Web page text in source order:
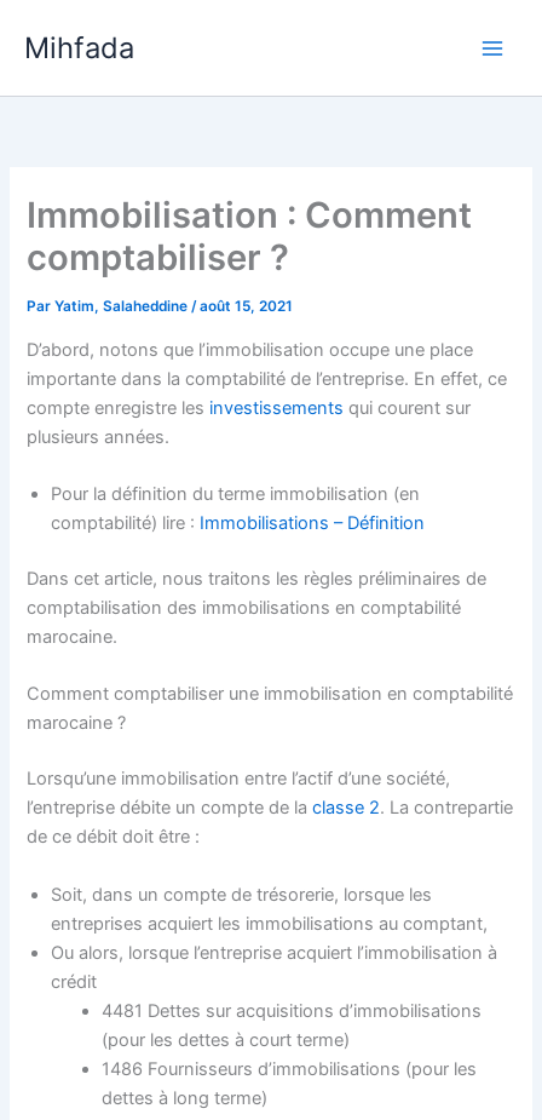
Mihfada
Immobilisation : Comment
comptabiliser ?
ParYatim, Salaheddine/août 15, 2021
D’abord, notons que l’immobilisation occupe une place
importante dans la comptabilité de l’entreprise. En effet, ce
compte enregistre les investissements qui courent sur
plusieurs années.
Pour la définition du terme immobilisation (en
comptabilité) lire : Immobilisations – Définition
Dans cet article, nous traitons les règles préliminaires de
comptabilisation des immobilisations en comptabilité
marocaine.
Comment comptabiliser une immobilisation en comptabilité
marocaine ?
Lorsqu’une immobilisation entre l’actif d’une société,
l’entreprise débite un compte de laclasse 2. La contrepartie
de ce débit doit être :
Soit, dans un compte de trésorerie, lorsque les
entreprises acquiert les immobilisations au comptant,
Ou alors, lorsque l’entreprise acquiert l’immobilisation à
crédit
4481 Dettes sur acquisitions d’immobilisations
(pour les dettes à court terme)
1486 Fournisseurs d’immobilisations (pour les
dettes à long terme)